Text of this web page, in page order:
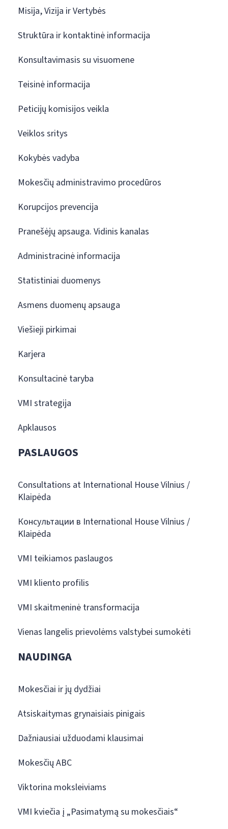
Misija, Vizija ir Vertybės
Struktūra ir kontaktinė informacija
Konsultavimasis su visuomene
Teisinė informacija
Peticijų komisijos veikla
Veiklos sritys
Kokybės vadyba
Mokesčių administravimo procedūros
Korupcijos prevencija
Pranešėjų apsauga. Vidinis kanalas
Administracinė informacija
Statistiniai duomenys
Asmens duomenų apsauga
Viešieji pirkimai
Karjera
Konsultacinė taryba
VMI strategija
Apklausos
PASLAUGOS
Consultations at International House Vilnius /
Klaipėda
Консультации в International House Vilnius /
Klaipėda
VMI teikiamos paslaugos
VMI kliento profilis
VMI skaitmeninė transformacija
Vienas langelis prievolėms valstybei sumokėti
NAUDINGA
Mokesčiai ir jų dydžiai
Atsiskaitymas grynaisiais pinigais
Dažniausiai užduodami klausimai
Mokesčių ABC
Viktorina moksleiviams
VMI kviečia į „Pasimatymą su mokesčiais“